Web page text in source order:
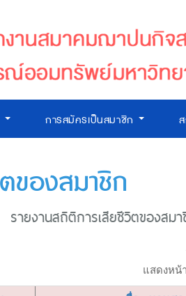
การสมัครเป็นสมาชิก
ของสมาชิก
รายงานสถิติการเสียชีวิตของส
แสดงหน้